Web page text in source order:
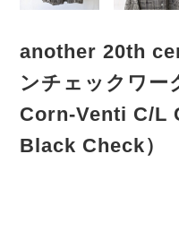
another 20th
ンチェックワー
Corn-Venti C/
Black Check）